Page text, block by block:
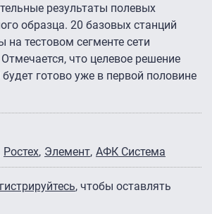
результаты полевых
образца. 20 базовых станций
на тестовом сегменте сети
что целевое решение
готово уже в первой половине
Ростех Элемент АФК Система
, чтобы оставлять